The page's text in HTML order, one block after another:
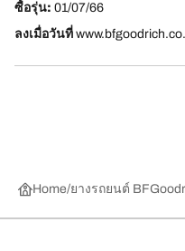
ซื้อรุ่น: 01/07/66
ลงเมื่อวันที่
Home ยางรถยนต์